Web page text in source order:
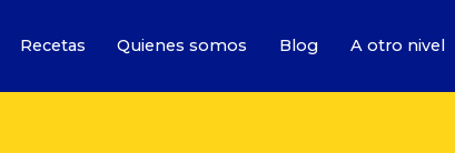
Recetas Quienes somos Blog A otro nivel